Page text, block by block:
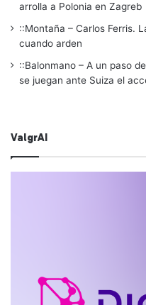
arrolla a Polonia en Zagreb
::Montaña – Carlos Ferris.
cuando arden
::Balonmano – A un paso
se juegan ante Suiza el
ValgrAI